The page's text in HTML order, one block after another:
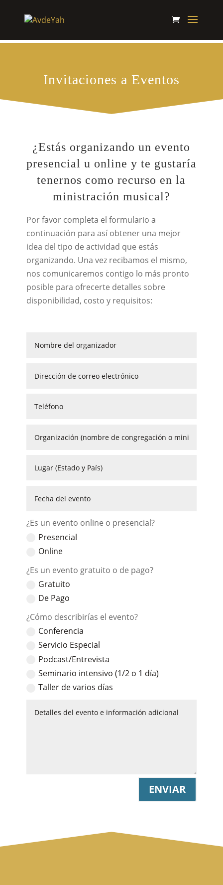
Invitaciones a Eventos
¿Estás organizando un evento
presencial u online y te gustaría
tenernos como recurso en la
ministración musical?
Por favor completa el formulario a
continuación para así obtener una mejor
idea del tipo de actividad que estás
organizando. Una vez recibamos el mismo,
nos comunicaremos contigo lo más pronto
posible para ofrecerte detalles sobre
disponibilidad, costo y requisitos:
Presencial
Online
Gratuito
De Pago
Conferencia
Servicio Especial
Podcast/Entrevista
Seminario intensivo (1/2 o 1 día)
Taller de varios días
ENVIAR